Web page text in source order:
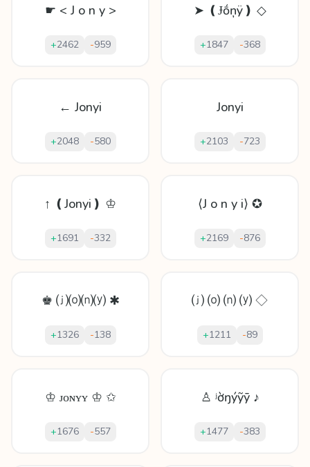
☛ < J o n y >
+2462 -959
➤ ❪Ɉṓņÿ❫ ◇
+1847 -368
← Jonyi
+2048 -580
Jonyi
+2103 -723
↑ ❪Jonyi❫ ♔
+1691 -332
⟨J o n y i⟩ ✪
+2169 -876
♚ ⒥⒪⒩⒴ ✱
+1326 -138
⒥ ⒪ ⒩ ⒴ ◇
+1211 -89
♔ ᴊᴏɴʏʏ ♔ ✩
+1676 -557
♙ ʲờŋýỹȳ ♪
+1477 -383